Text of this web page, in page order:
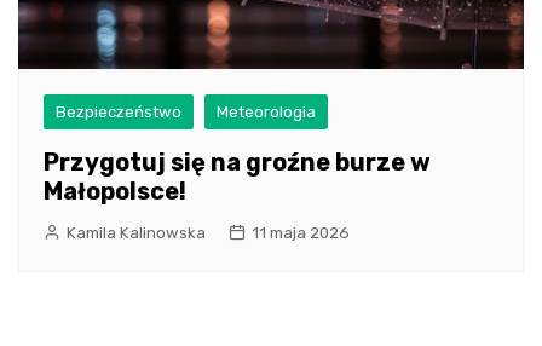
Bezpieczeństwo Meteorologia
Przygotuj się na groźne burze w
Małopolsce!
Kamila Kalinowska 11 maja 2026